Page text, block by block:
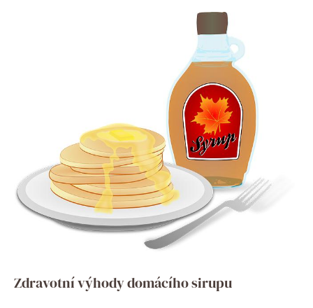
Zdravotní výhody domácího sirupu